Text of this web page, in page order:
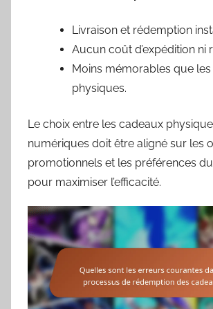
Livraison et rédemption
Aucun coût d’expédition ni
Moins mémorables que les
physiques.
Le choix entre les cadeaux
numériques doit être aligné sur les
promotionnels et les préférences
pour maximiser l’efficacité.